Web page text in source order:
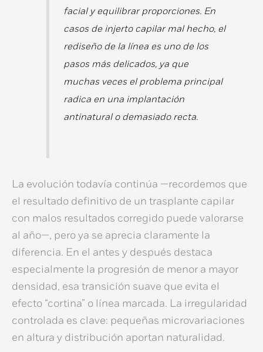
facial y equilibrar proporciones. En
casos de injerto capilar mal hecho, el
rediseño de la línea es uno de los
pasos más delicados, ya que
muchas veces el problema principal
radica en una implantación
antinatural o demasiado recta.
La evolución todavía continúa —recordemos que
el resultado definitivo de un trasplante capilar
con malos resultados corregido puede valorarse
al año—, pero ya se aprecia claramente la
diferencia. En el antes y después destaca
especialmente la progresión de menor a mayor
densidad, esa transición suave que evita el
efecto “cortina” o línea marcada. La irregularidad
controlada es clave: pequeñas microvariaciones
en altura y distribución aportan naturalidad.